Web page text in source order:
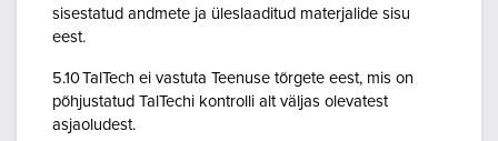
sisestatud andmete ja üleslaaditud materjalide sisu
eest.
5.10 TalTech ei vastuta Teenuse tõrgete eest, mis on
põhjustatud TalTechi kontrolli alt väljas olevatest
asjaoludest.